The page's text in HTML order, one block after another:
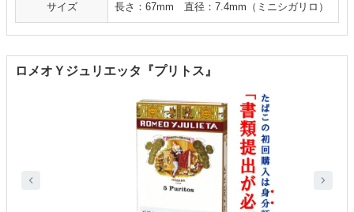
サイズ 長さ：67mm 直径：7.4mm（ミニシガリロ）
ロメオＹジュリエッタ『プリトス』